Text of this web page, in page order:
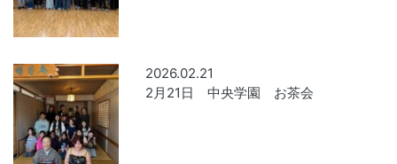
2026.02.21
2月21日 中央学園 お茶会